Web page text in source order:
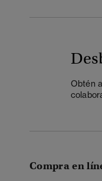
Obtén
Compra en